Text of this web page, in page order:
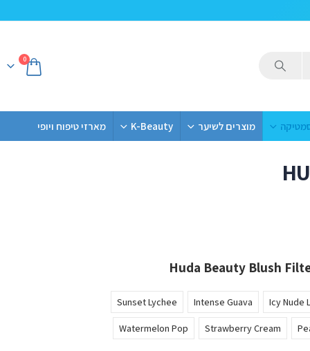
0
מוצרים לשיער K-Beauty מארזי טיפוח ויופי
Icy Nude
Intense Guava
Sunset Lychee
Strawberry Cream
Watermelon Pop